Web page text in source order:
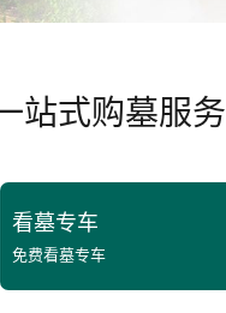
站式购墓服务
看墓专车
免费看墓专车